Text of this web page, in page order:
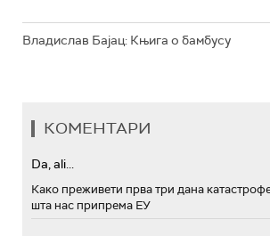
Владислав Бајац: Књига о бамбусу
КОМЕНТАРИ
Da, ali...
Како преживети прва три дана
шта нас припрема ЕУ